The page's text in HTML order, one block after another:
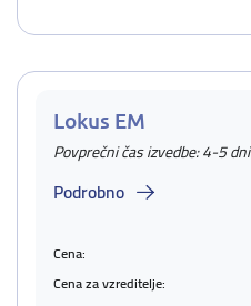
Lokus EM
Povprečni čas izvedbe: 4-5 dni
Podrobno
Cena:
Cena za vzreditelje: